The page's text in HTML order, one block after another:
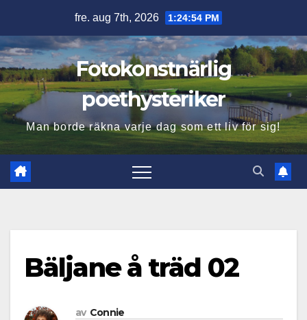
innehåll
fre. aug 7th, 2026 1:24:55 PM
Fotokonstnärlig
poethysteriker
Man borde räkna varje dag som ett liv för sig!
Bäljane å träd 02
av Connie